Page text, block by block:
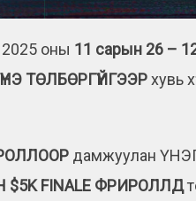
оны 11 сарын 26 –
ҮНЭ ТӨЛБӨРГҮЙГЭЭРхувь
дамжуулан
$5K FINALE ФРИРОЛЛД